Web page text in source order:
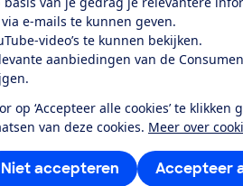
e-mails te kunnen geven.
video’s te kunnen bekijken.
aanbiedingen van de
op ‘Accepteer alle cookies’ te
van deze cookies. Meer over
Accepteer
Niet accepteren
dit product
door de Consumentenbond